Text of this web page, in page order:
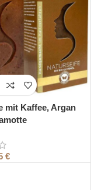
mit Kaffee, Argan
€